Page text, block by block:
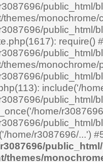
public_html/
themes/
public_html/
require()
public_html/
themes/
public_html/
include('/
public_html/
home/
public_html/
themes/